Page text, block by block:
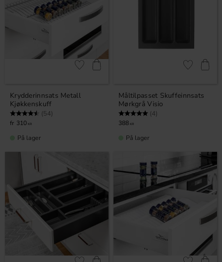
Krydderinnsats Metall
Kjøkkenskuff
Karakter: (54)
310 KR
Lagre som favoritt
På lager
Måltilpasset Skuffeinnsats
Mørkgrå Visio
Karakter: (4)
388 KR
Lagre som
På lager